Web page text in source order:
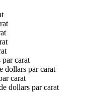
carat
dollars par carat
carat
dollars par carat